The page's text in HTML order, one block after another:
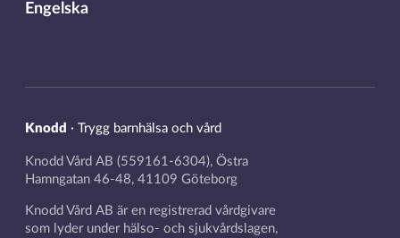
Engelska
Knodd · Trygg barnhälsa och vård
Knodd Vård AB (559161-6304), Östra
Hamngatan 46-48, 41109 Göteborg
Knodd Vård AB är en registrerad vårdgivare
som lyder under hälso- och sjukvårdslagen,